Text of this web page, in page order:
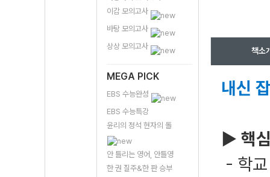
이감 모의고사
바탕 모의고사
상상 모의고사
MEGA PICK
EBS 수능완성
EBS 수능특강
윤리의 정석 현자의 돌
안 틀리는 영어, 안틀영
한 권 질주&한 판 승부
책소
내신
▶ 핵
- 학